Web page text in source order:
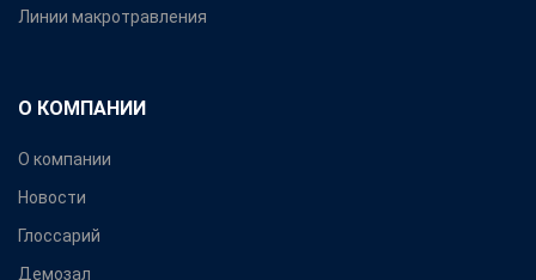
Линии макротравления
О КОМПАНИИ
О компании
Новости
Глоссарий
Демозал